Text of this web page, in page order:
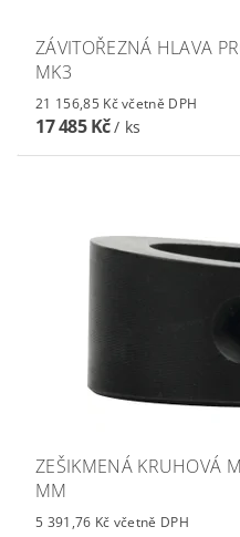
ZÁVITOŘEZNÁ HLAVA
MK3
21 156,85 Kč včetně DPH
17 485 Kč/ ks
ZEŠIKMENÁ KRUHOVÁ
MM
5 391,76 Kč včetně DPH